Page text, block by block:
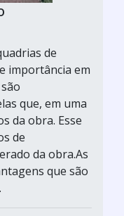
de
importância em
que, em uma
da obra. Esse
de
da obra.As
que são